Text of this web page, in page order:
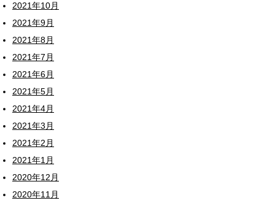
2021年10月
2021年9月
2021年8月
2021年7月
2021年6月
2021年5月
2021年4月
2021年3月
2021年2月
2021年1月
2020年12月
2020年11月